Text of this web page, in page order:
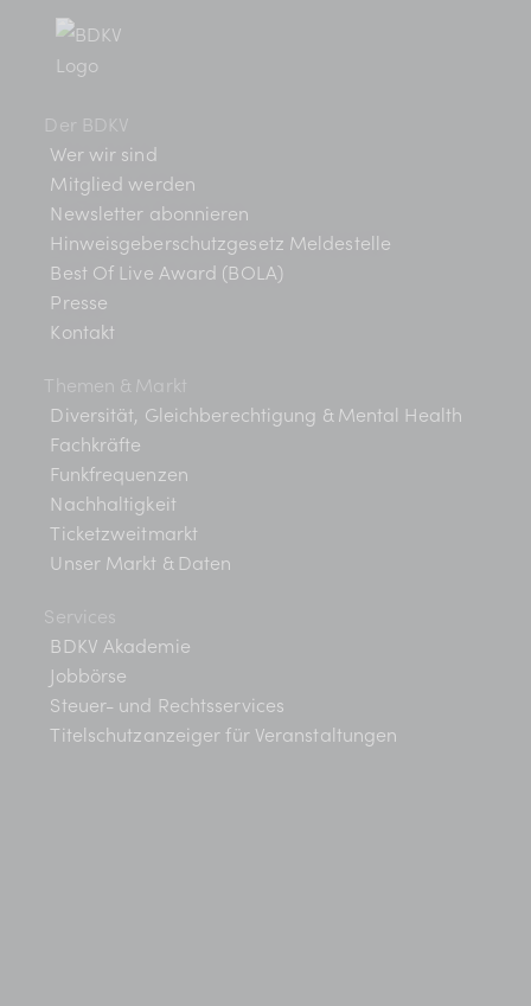
Der BDKV
Wer wir sind
Mitglied werden
Newsletter abonnieren
Hinweisgeberschutzgesetz Meldestelle
Best Of Live Award (BOLA)
Presse
Kontakt
Themen & Markt
Diversität, Gleichberechtigung & Mental Health
Fachkräfte
Funkfrequenzen
Nachhaltigkeit
Ticketzweitmarkt
Unser Markt & Daten
Services
BDKV Akademie
Jobbörse
Steuer- und Rechtsservices
Titelschutzanzeiger für Veranstaltungen